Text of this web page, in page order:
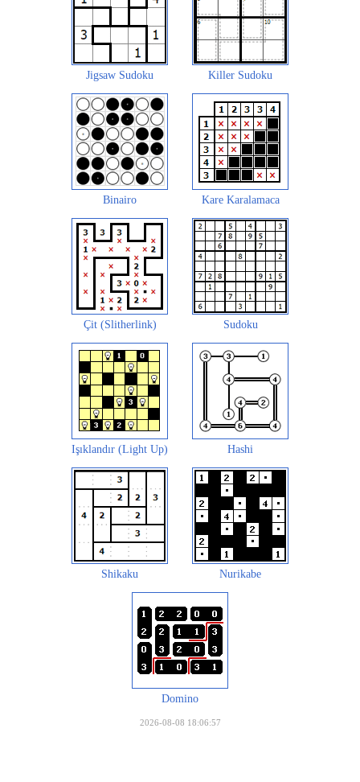
Jigsaw Sudoku Killer Sudoku
Binairo Kare Karalamaca
Çit (Slitherlink) Sudoku
Işıklandır (Light Up) Hashi
Shikaku Nurikabe
Domino
2026-08-08 18:06:57